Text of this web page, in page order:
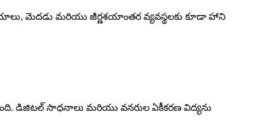
మెదడు మరియు జీర్ణశయాంతర వ్యవస్థలకు కూడా హాని
డిజిటల్ సాధనాలు మరియు వనరుల ఏకీకరణ విద్యను